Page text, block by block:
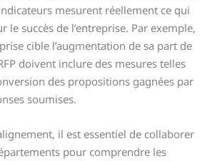
mesurent réellement ce qui
le succès de l’entreprise. Par exemple,
cible l’augmentation de sa part de
doivent inclure des mesures telles
des propositions gagnées par
soumises.
il est essentiel de collaborer
pour comprendre les